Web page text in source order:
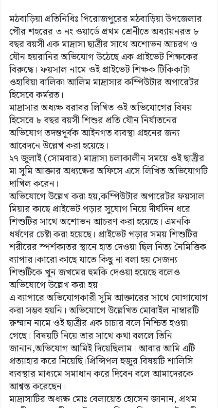
মঠবাড়িয়া প্রতিনিধিঃ পিরোজপুরের মঠবাড়িয়া উপজেলার
পৌর শহরের ৩ নং ওয়ার্ডে প্রথম শ্রেনীতে অধ্যায়নরত ৮
বছর বয়সী এক মাদ্রাসা ছাত্রীর সাথে অশোভন আচরণ ও
যৌন হয়রানির অভিযোগ উঠেছে এক প্রাইভেট শিক্ষকের
বিরুদ্ধে। ফয়সাল নামে ওই প্রাইভেট শিক্ষক টিকিকাটা
ওহাবিয়া বালিকা আলিম মাদ্রাসার কম্পিউটার অপারেটর
হিসেবে কর্মরত।
মাদ্রাসার অধ্যক্ষ বরাবর লিখিত ওই অভিযোগের বিষয়
হিসেবে ৮ বছর বয়সী শিশুর প্রতি যৌন নির্যাতনের
অভিযোগ তদন্তপূর্বক আইনগত ব্যবস্থা গ্রহনের জন্য
আবেদনে উল্লেখ করা হয়েছে।
২৭ জুলাই (সোমবার) মাদ্রাসা চলাকালীন সময়ে ওই ছাত্রীর
মা সুমি আক্তার অধ্যক্ষের অফিসে এসে লিখিত অভিযোগটি
দাখিল করেন।
অভিযোগে উল্লেখ করা হয়,কম্পিউটার অপারেটর ফয়সাল
মিয়ার কাছে প্রাইভেট পড়ার সুযোগ নিয়ে দীর্ঘদিন ধরে
শিশুটির সাথে অশোভন আচরণ করা হয়েছে। এমনকি
ধর্ষণের চেষ্টা করা হয়েছে। প্রাইভেট পড়ার সময় শিশুটির
শরীরের স্পর্শকাতর স্থানে হাত দেওয়া ছিল নিত্য নৈমিত্তিক
ব্যাপার।কারো কাছে যাতে কিছু না বলা হয় সেজন্য
শিশুটিকে খুন জখমের হুমকি দেওয়া হয়েছে বলেও
অভিযোগে উল্লেখ করা হয়।
এ ব্যাপারে অভিযোগকারী সুমি আক্তারের সাথে যোগাযোগ
করা সম্ভব হয়নি। অভিযোগে উল্লেখিত মোবাইল নাম্বারটি
রুম্মান নামে ওই ছাত্রীর এক চাচার বলে নিশ্চিত হওয়া
গেছে। বিষয়টি নিয়ে তার সাথে কথা বললে তিনি
জানান,অভিযোগ আমিই দিয়েছিলাম। আবার আমি এটি
প্রত্যাহার করে নিয়েছি।প্রিন্সিপল হুজুর বিষয়টি শালিসি
ব্যবস্থার মাধ্যমে সমাধান করে দিবেন বলে আমাদেরকে
আশ্বস্ত করেছেন।
মাদ্রাসাটির অধ্যক্ষ মোঃ বেলায়েত হোসেন জানান, প্রথম